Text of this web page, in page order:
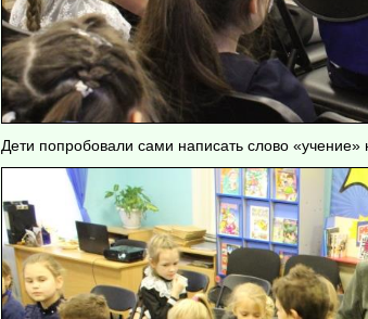
Дети попробовали сами написать слово